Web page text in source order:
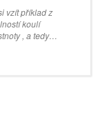
vzít příklad z
koulí
, a tedy
... v Přelouči
štafetu po
ale jinak